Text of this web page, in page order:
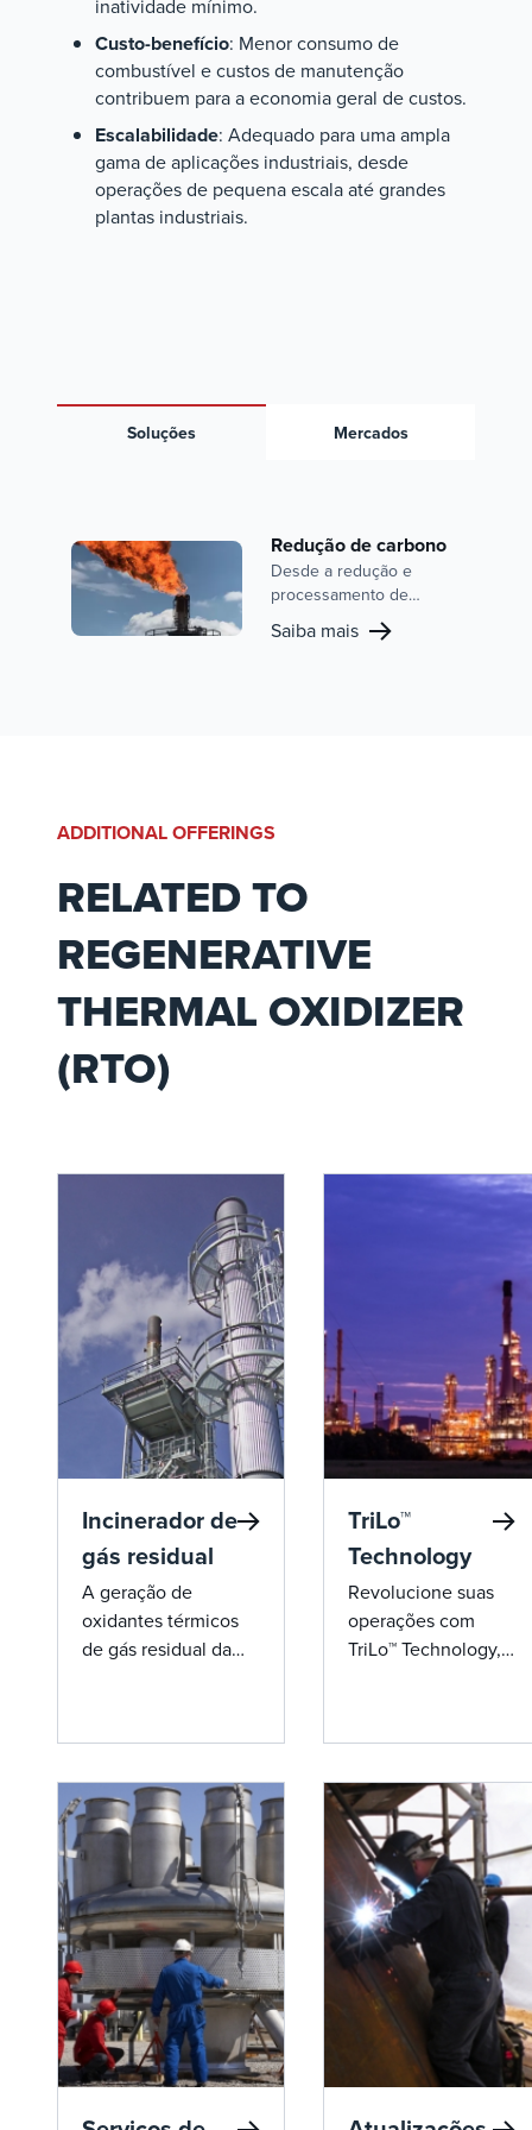
inatividade mínimo.
Custo-benefício: Menor consumo de
combustível e custos de manutenção
contribuem para a economia geral de custos.
Escalabilidade: Adequado para uma ampla
gama de aplicações industriais, desde
operações de pequena escala até grandes
plantas industriais.
Soluções Mercados
Redução de carbono
Desde a redução e
processamento de
carbono até a queima de
combustíveis alternativos
Saiba mais
ADDITIONAL OFFERINGS
RELATED TO
REGENERATIVE
THERMAL OXIDIZER
(RTO)
Incinerador de
gás residual
A geração de
oxidantes térmicos
de gás residual da
os custos de
combustível e as
emissões.
TriLo™
Technology
Revolucione suas
operações com
TriLo™ Technology, a
oxidantes térmicos
de gás residual.